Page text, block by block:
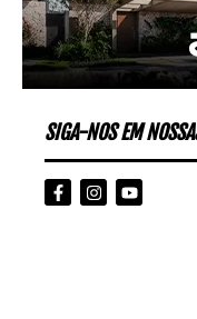
SIGA-NOS EM